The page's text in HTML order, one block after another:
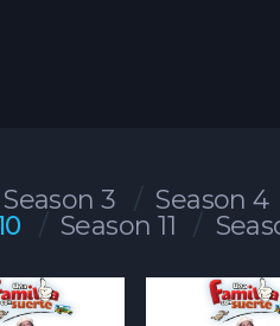
Season 3 Season 4
Season 11